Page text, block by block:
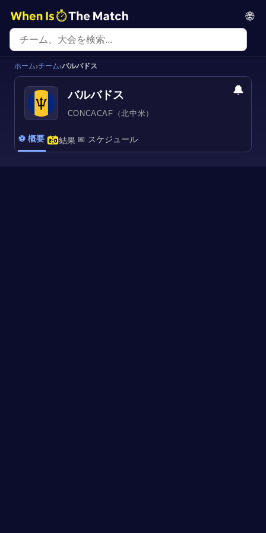
🌐
ホーム›チーム›バルバドス
バルバドス
CONCACAF（北中米）
🔔
⚽ 概要 結果 📅 スケジュール